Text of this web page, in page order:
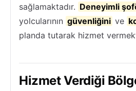
sağlamaktadır. Deneyimli
yolcularının güvenliğini ve
planda tutarak hizmet
Hizmet Verdiği